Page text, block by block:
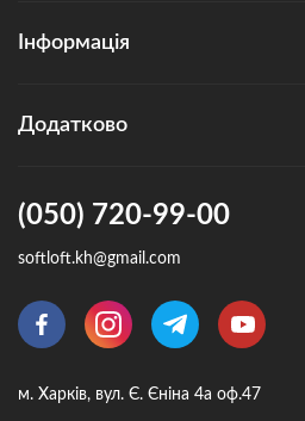
Інформація
Додатково
(050) 720-99-00
softloft.kh@gmail.com
м. Харків, вул. Є. Єніна 4а оф.47